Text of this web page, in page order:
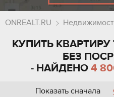
ONREALT.RU
КУПИТЬ
БЕЗ
- НАЙДЕНО 4
Показать сначала